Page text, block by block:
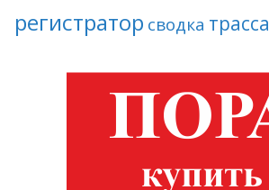
регистратор сводка трасса